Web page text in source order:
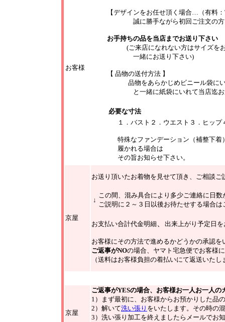
お客様
【デザインをお任せ頂く場合…（有料
誠に勝手ながら初回ご注文の方は
お手持ちの品を当店までお送り下さい
(ご来店になれない方はサイズを
一緒にお送り下さい)
【 品物の送付方法 】
品物をあらかじめ ビニール袋に
と一緒に紙袋にいれて当店迄
必要な寸法
１．バスト２．ウエスト３．ヒッ
特殊なファンデーション（補整下
履かれる場合は
その旨お知らせ下さい。
京屋
お送り頂いたお着物を見せて頂き、ご相談
↓
この間、混み具合により多少ご連絡に日
ご説明に２～３日以後お待たせする場合
お支払い合計代金明細 出来上がり予定日
お客様にその方法で進めるかどうかの承認を
ご返事がNOの場合、ヤマト宅急便でお客様
（送料はお客様負担の着払いにて返送いたし
京屋
ご返事がYESの場合、 お客様お一人お一人の
1）まず最初に、お客様からお預かりした品
2） 解いて洗い張り をいたします。 その時の
3） 洗い張り加工を終えましたらメールでお